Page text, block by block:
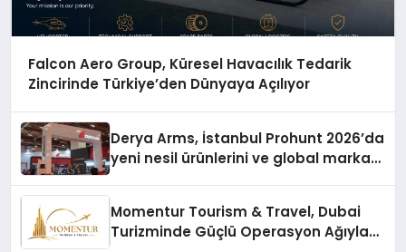
Falcon Aero Group, Küresel Havacılık Tedarik
Zincirinde Türkiye’den Dünyaya Açılıyor
Derya Arms, İstanbul Prohunt 2026’da
yeni nesil ürünlerini ve global marka
Momentur Tourism & Travel, Dubai
Turizminde Güçlü Operasyon Ağıyla